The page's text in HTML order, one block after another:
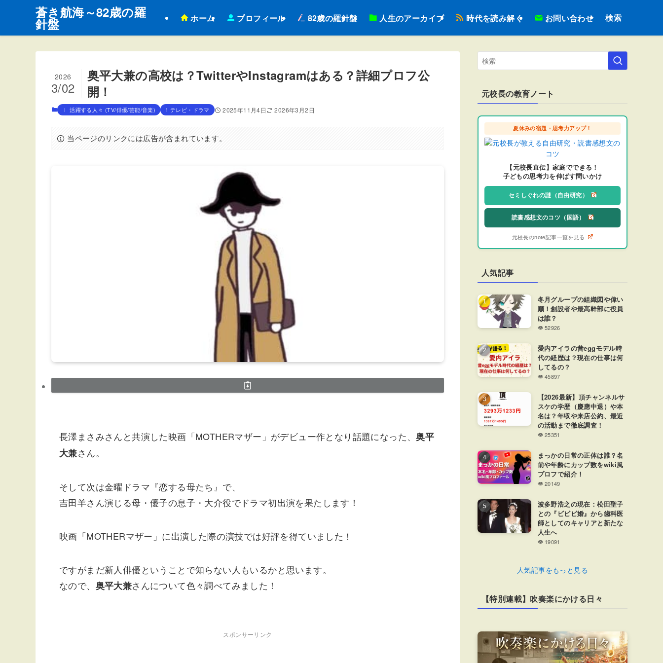
蒼き航海～82歳の羅
針盤 ホーム プロフィール 82歳の羅針盤 人生のアーカイブ 時代を読み解く お問い合わせ 検索
奥平大兼の高校は？TwitterやInstagramはある？詳細プロフ公
開！
2026
3/02
Ⅰ 活躍する人々 (TV/俳優/芸能/音楽) 1 テレビ・ドラマ 2025年11月4日 2026年3月2日
当ページのリンクには広告が含まれています。
長澤まさみさんと共演した映画「MOTHERマザー」がデビュー作となり話題になった、奥平
大兼さん。
そして次は金曜ドラマ『恋する母たち』で、
吉田羊さん演じる母・優子の息子・大介役でドラマ初出演を果たします！
映画「MOTHERマザー」に出演した際の演技では好評を得ていました！
ですがまだ新人俳優ということで知らない人もいるかと思います。
なので、 奥平大兼さんについて色々調べてみました！
スポンサーリンク
元校長の教育ノート
夏休みの宿題・思考力アップ！
【元校長直伝】家庭でできる！
子どもの思考力を伸ばす問いかけ
セミしぐれの謎（自由研究）
読書感想文のコツ（国語）
元校長のnote記事一覧を見る
人気記事
冬月グループの組織図や偉い
順！創設者や最高幹部に役員
は誰？
52926
愛内アイラの昔eggモデル時
代の経歴は？現在の仕事は何
してるの？
45897
【2026最新】頂チャンネルサ
スケの学歴（慶應中退）や本
名は？年収や来店公約、最近
の活動まで徹底調査！
25351
まっかの日常の正体は誰？名
前や年齢にカップ数をwiki風
プロフで紹介！
20149
波多野浩之の現在：松田聖子
との『ビビビ婚』から歯科医
師としてのキャリアと新たな
人生へ
19091
人気記事をもっと見る
【特別連載】吹奏楽にかける日々